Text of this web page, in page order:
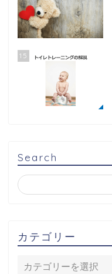
15
Search
カテゴリー